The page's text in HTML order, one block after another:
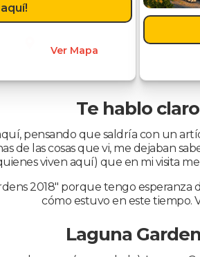
Ver Mapa
Te hablo claro
pensando que saldría con un
de las cosas que vi, me dejaban
viven aquí) que en mi visita
2018" porque tengo esperanza
cómo estuvo en este tiempo.
Laguna